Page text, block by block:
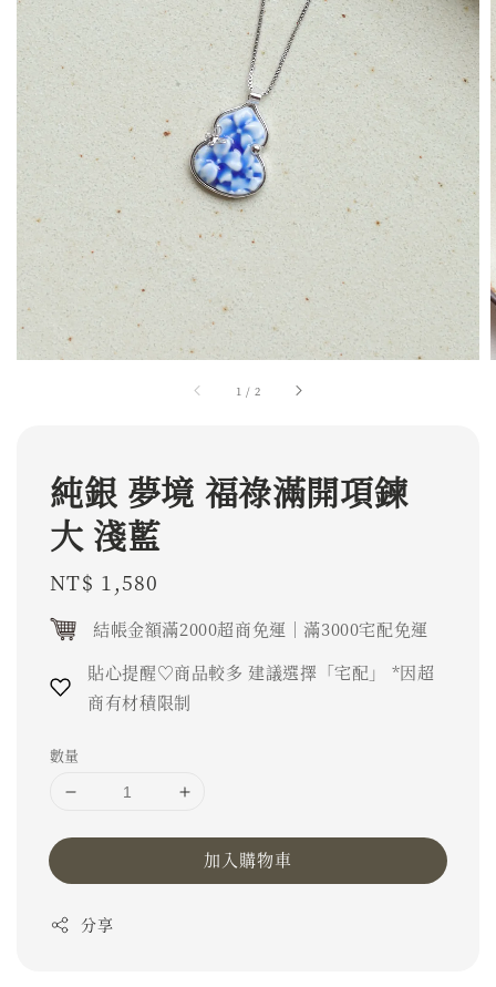
1 / 2
純銀 夢境 福祿滿開項鍊
大 淺藍
Regular
price
NT$ 1,580
結帳金額滿2000超商免運｜滿3000宅配免運
貼心提醒♡商品較多 建議選擇「宅配」 *因超
商有材積限制
數量
加入購物車
分享